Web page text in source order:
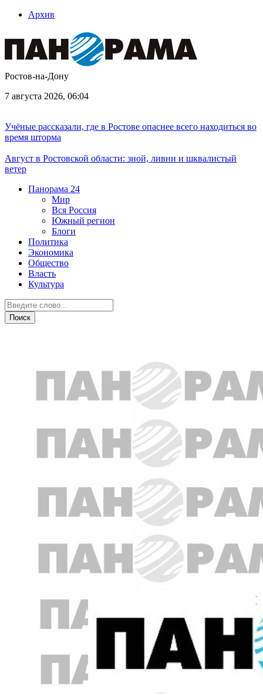
Архив
Ростов-на-Дону
7 августа 2026, 06:04
Учёные рассказали, где в Ростове опаснее всего находиться во
время шторма
Август в Ростовской области: зной, ливни и шквалистый
ветер
Панорама 24
Мир
Вся Россия
Южный регион
Блоги
Политика
Экономика
Общество
Власть
Культура